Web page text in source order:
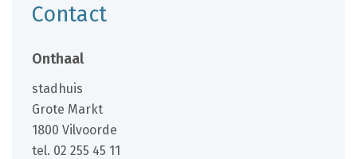
Contact
Onthaal
Gebouw
stadhuis
Adres
Grote Markt
,
1800 Vilvoorde
tel. 02 255 45 11